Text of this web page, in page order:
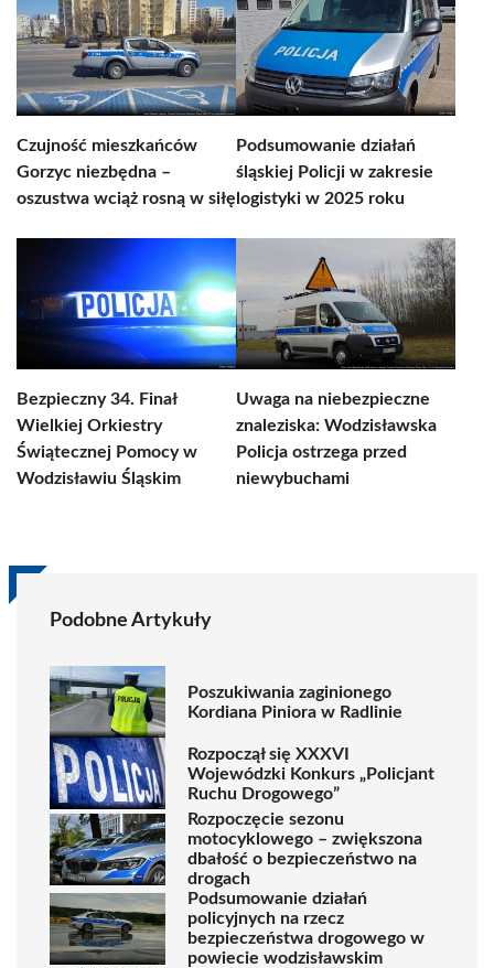
Czujność mieszkańców
Gorzyc niezbędna –
oszustwa wciąż rosną w siłę
Podsumowanie działań
śląskiej Policji w zakresie
logistyki w 2025 roku
Bezpieczny 34. Finał
Wielkiej Orkiestry
Świątecznej Pomocy w
Wodzisławiu Śląskim
Uwaga na niebezpieczne
znaleziska: Wodzisławska
Policja ostrzega przed
niewybuchami
Podobne Artykuły
Poszukiwania zaginionego
Kordiana Piniora w Radlinie
Rozpoczął się XXXVI
Wojewódzki Konkurs „Policjant
Ruchu Drogowego”
Rozpoczęcie sezonu
motocyklowego – zwiększona
dbałość o bezpieczeństwo na
drogach
Podsumowanie działań
policyjnych na rzecz
bezpieczeństwa drogowego w
powiecie wodzisławskim